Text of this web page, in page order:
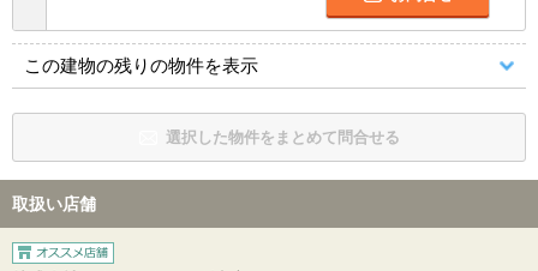
この建物の残りの物件を表示
選択した物件をまとめて問合せる
取扱い店舗